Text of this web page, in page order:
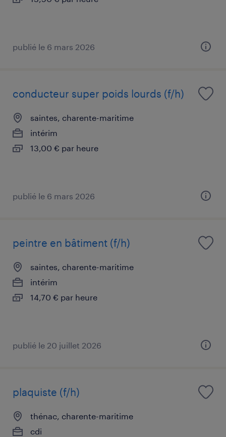
publié le 6 mars 2026
conducteur super poids lourds (f/h)
saintes, charente-maritime
intérim
13,00 € par heure
publié le 6 mars 2026
peintre en bâtiment (f/h)
saintes, charente-maritime
intérim
14,70 € par heure
publié le 20 juillet 2026
plaquiste (f/h)
thénac, charente-maritime
cdi